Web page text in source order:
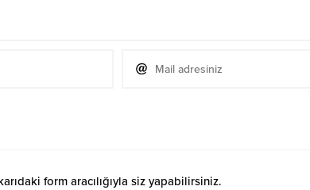
form aracılığıyla siz yapabilirsiniz.